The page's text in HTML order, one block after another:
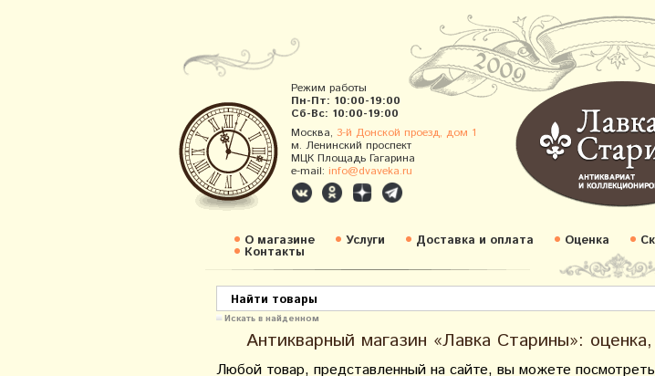
Режим работы
Пн-Пт: 10:00-19:00
Сб-Вс: 10:00-19:00
Москва, 3-й Донской проезд, дом 1
м. Ленинский проспект
МЦК Площадь Гагарина
e-mail: info@dvaveka.ru
О магазине Услуги Доставка и оплата Оценка
Контакты
Искать в найденном
Антикварный магазин «Лавка Старины»:
Любой товар, представленный на сайте, вы можете